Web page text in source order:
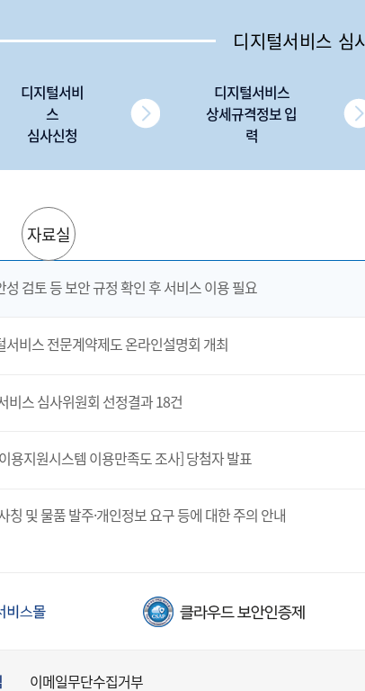
디지털서비스 심
디지털서비
스
심사신청
디지털서비스
상세규격정보 입
력
자료실
검토 등 보안 규정 확인 후 서비스 이용 필요
서비스 전문계약제도 온라인설명회 개최
비스 심사위원회 선정결과 18건
용지원시스템 이용만족도 조사] 당첨자 발표
칭 및 물품 발주·개인정보 요구 등에 대한 주의 안내
이메일무단수집거부